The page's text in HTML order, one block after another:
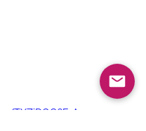
TXZiDOG6F1A